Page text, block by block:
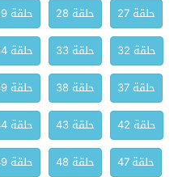
حلقة 27
حلقة 28 حلقة 29
حلقة 32
حلقة 33 حلقة 34
حلقة 37
حلقة 38 حلقة 39
حلقة 42
حلقة 43 حلقة 44
حلقة 47
حلقة 48 حلقة 49